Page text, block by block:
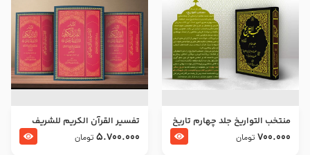
منتخب التواریخ جلد چهارم تاریخ
امام زین العابدین و امام محمد
700.000 تومان
تفسير القرآن الكريم للشريف
المرتضي قدس سرّه
5.700.000 تومان